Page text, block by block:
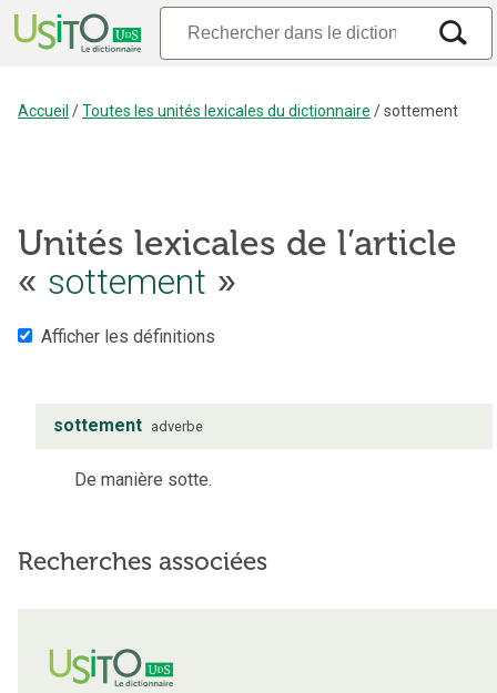
Accueil /Toutes les unités lexicales du dictionnaire /sottement
Unités lexicales de l’article
« sottement »
Afficher les définitions
sottement adverbe
De manière sotte.
Recherches associées